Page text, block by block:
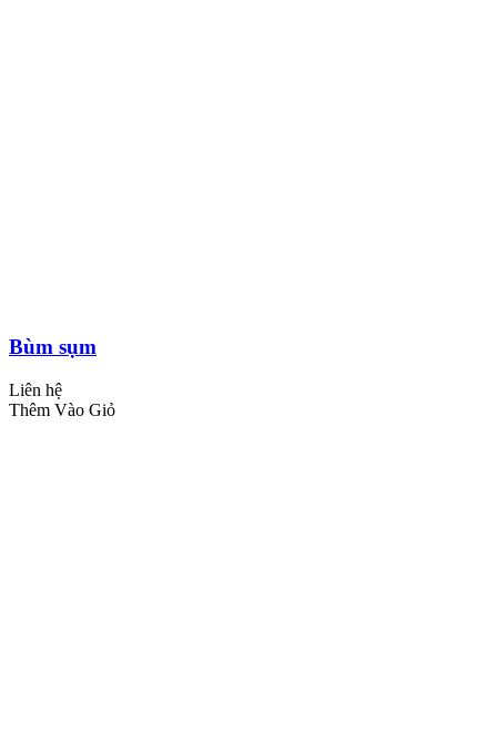
Bùm sụm
Liên hệ
Thêm Vào Giỏ